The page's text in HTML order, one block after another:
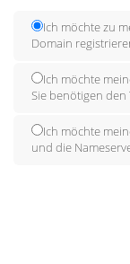
Ich möchte zu
Domain
Ich möchte
Sie benötigen
Ich möchte
und die